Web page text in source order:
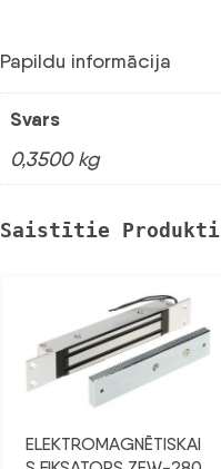
Papildu informācija
Svars
0,3500 kg
Saistītie Produkti
ELEKTROMAGNĒTISKAI